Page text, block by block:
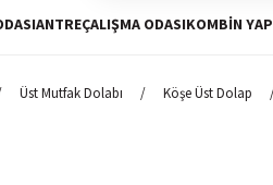
ANTREÇALIŞMA ODASIKOMBIN YAP
Üst Mutfak Dolabı Köşe Üst Dolap